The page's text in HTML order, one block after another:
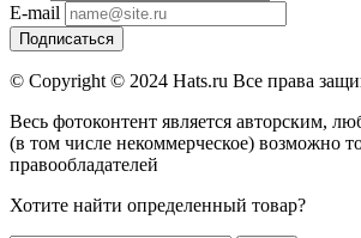
E-mail
Подписаться
© Copyright © 2024 Hats.ru Все права
Весь фотоконтент является авторским,
(в том числе некоммерческое) возможно
правообладателей
Хотите найти определенный товар?